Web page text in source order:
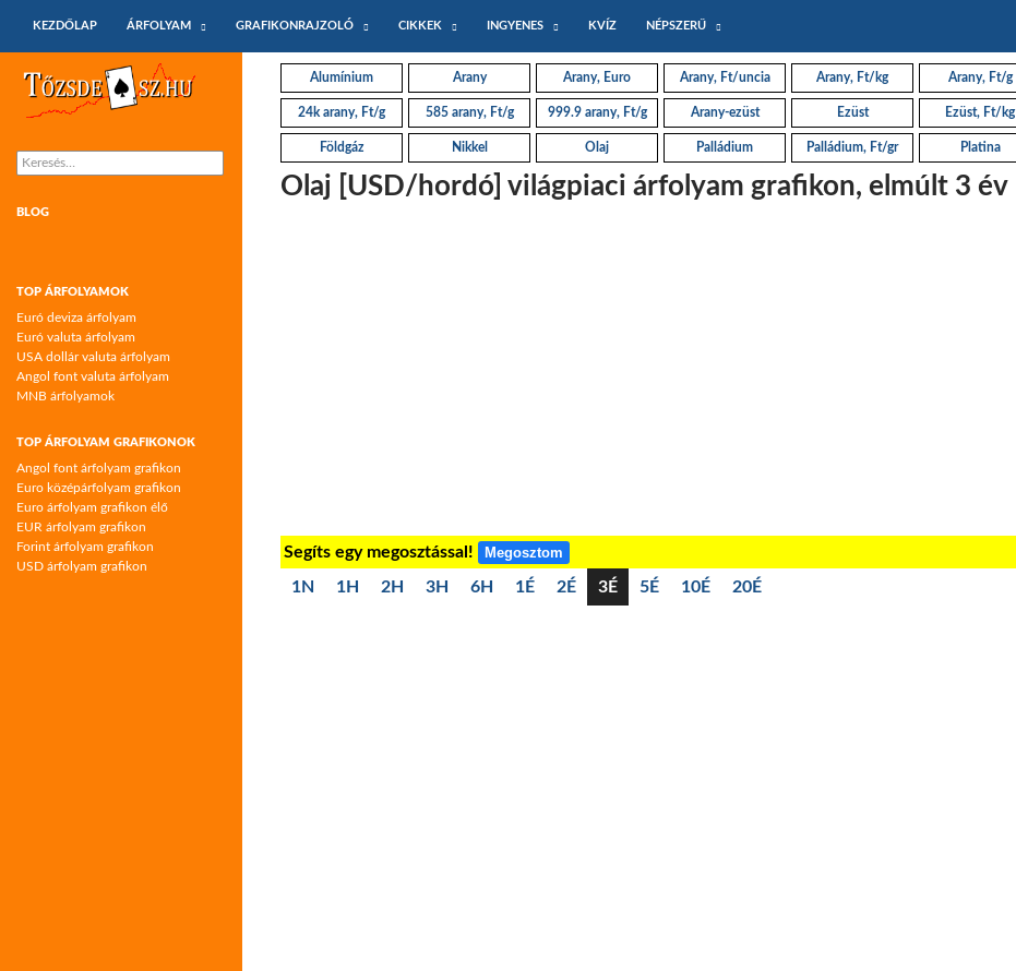
KEZDŐLAP
ÁRFOLYAM GRAFIKONRAJZOLÓ CIKKEK INGYENES KVÍZ NÉPSZERŰ
Olaj [USD/hordó] világpiaci árfolyam grafikon, elmúlt 3 év
Segíts egy megosztással! Megosztom
1N 1H 2H 3H 6H 1É 2É 3É 5É 10É 20É
Alumínium Arany Arany, Euro Arany, Ft/uncia Arany, Ft/kg Arany, Ft/g
24k arany, Ft/g 585 arany, Ft/g 999.9 arany, Ft/g Arany-ezüst Ezüst Ezüst, Ft/kg
Földgáz Nikkel Olaj Palládium Palládium, Ft/gr Platina
Tőzsdeász.hu – árfolyamok és árfolyam
grafikonok
Keresés:
BLOG
TOP ÁRFOLYAMOK
Euró deviza árfolyam
Euró valuta árfolyam
USA dollár valuta árfolyam
Angol font valuta árfolyam
MNB árfolyamok
TOP ÁRFOLYAM GRAFIKONOK
Angol font árfolyam grafikon
Euro középárfolyam grafikon
Euro árfolyam grafikon élő
EUR árfolyam grafikon
Forint árfolyam grafikon
USD árfolyam grafikon